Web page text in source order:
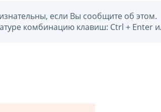
если Вы сообщите об этом.
комбинацию клавиш: Ctrl + Enter